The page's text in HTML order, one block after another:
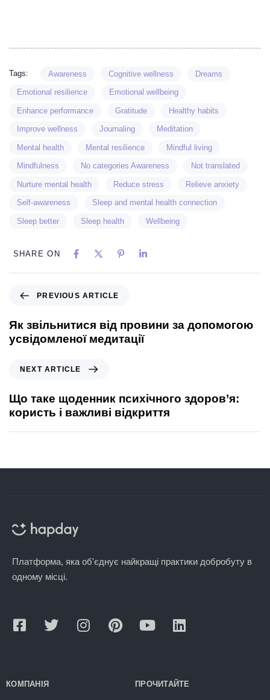
Tags: Awareness Cognitive wellness Dreams
Emotional resilience Emotional wellbeing
Enhance performance Gratitude Healthy habits
Improve wellness Journaling Meditation
Mental health Mental resilience Mindful living
Mindfulness No categories Awareness Not translated
Nurture mental health Reduce stress Relieve anxiety
Self-awareness Sleep and mental health connection
Sleep better Sleep health Wellbeing
SHARE ON
PREVIOUS ARTICLE
Як звільнитися від провини за допомогою
усвідомленої медитації
NEXT ARTICLE
Що таке щоденник психічного здоров’я:
користь і важливі відкриття
Платформа, яка об'єднує найкращі практики добробуту в
одному місці.
КОМПАНІЯ ПРОЧИТАЙТЕ